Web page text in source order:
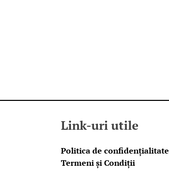
Link-uri utile
Politica de confidențialitate
Termeni și Condiții